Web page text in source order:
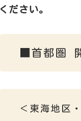
ください。
■首都圏
＜東海地区